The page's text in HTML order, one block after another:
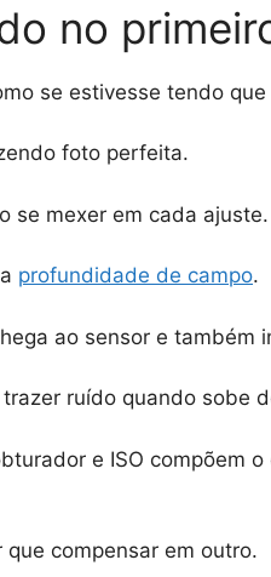
no
se estivesse tendo
foto perfeita.
se mexer em cada ajuste.
profundidade de campo.
ao sensor e também
ruído quando sobe
e ISO compõem o
compensar em outro.